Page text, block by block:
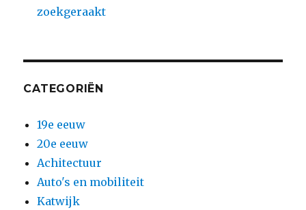
zoekgeraakt
CATEGORIËN
19e eeuw
20e eeuw
Achitectuur
Auto's en mobiliteit
Katwijk